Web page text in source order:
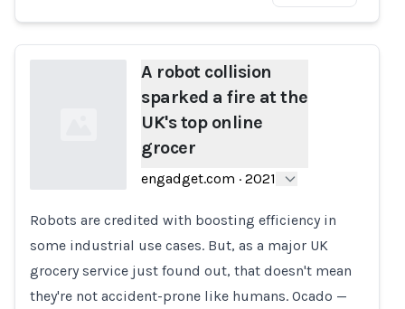
Loading...
A robot collision
sparked a fire at the
UK's top online
grocer
engadget.com · 2021
Robots are credited with boosting efficiency in
some industrial use cases. But, as a major UK
grocery service just found out, that doesn't mean
they're not accident-prone like humans. Ocado —